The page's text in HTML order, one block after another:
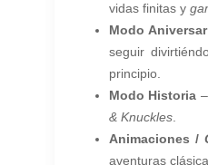
vidas finitas y
Modo
seguir
principio.
Modo Historia
& Knuckles
Animaciones /
aventuras